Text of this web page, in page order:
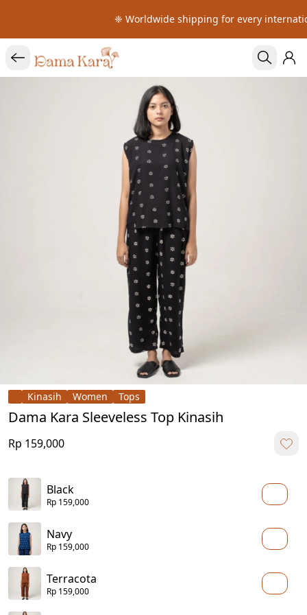
❈ Worldwide shipping for every
Kinasih Women Tops
Dama Kara Sleeveless Top Kinasih
Rp 159,000
Black
Rp 159,000
Navy
Rp 159,000
Terracota
Rp 159,000